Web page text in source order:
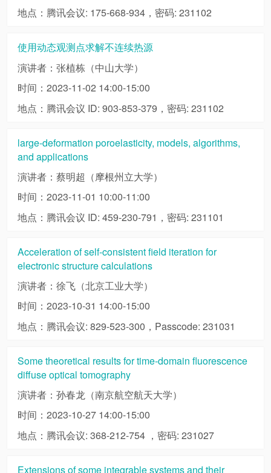
地点：腾讯会议: 175-668-934，密码: 231102
使用动态观测点求解不连续热源
演讲者：张植栋（中山大学）
时间：2023-11-02 14:00-15:00
地点：腾讯会议 ID: 903-853-379，密码: 231102
large-deformation poroelasticity, models, algorithms,
and applications
演讲者：蔡明超（摩根州立大学）
时间：2023-11-01 10:00-11:00
地点：腾讯会议 ID: 459-230-791，密码: 231101
Acceleration of self-consistent field iteration for
electronic structure calculations
演讲者：徐飞（北京工业大学）
时间：2023-10-31 14:00-15:00
地点：腾讯会议: 829-523-300，Passcode: 231031
Some theoretical results for time-domain fluorescence
diffuse optical tomography
演讲者：孙春龙（南京航空航天大学）
时间：2023-10-27 14:00-15:00
地点：腾讯会议: 368-212-754 ，密码: 231027
Extensions of some integrable systems and their